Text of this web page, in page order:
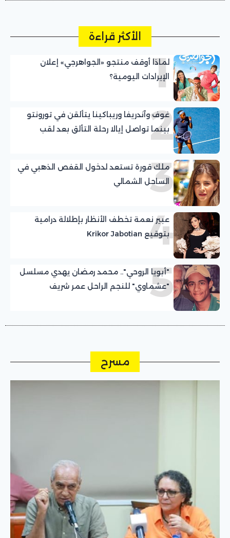
الأكثر قراءة
1
لماذا أوقف منتجو «الجواهرجي» إعلان
الإيرادات اليومية؟
2
غوف وآندريفا وريباكينا يتألقن في تورونتو
بينما تواصل إيالا رحلة التألق بعد لقب
3
ملك قورة تستعد لدخول القفص الذهبي في
الساحل الشمالي
4
عبير نعمة تخطف الأنظار بإطلالة درامية
بتوقيع Krikor Jabotian
5
"أبويا الروحي".. محمد رمضان يهدي مسلسل
"عشماوي" للنجم الراحل عمر شريف
مسرح